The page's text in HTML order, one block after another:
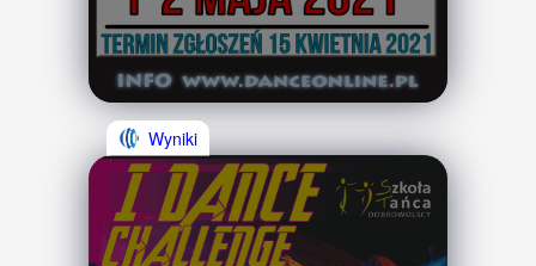
Wyniki